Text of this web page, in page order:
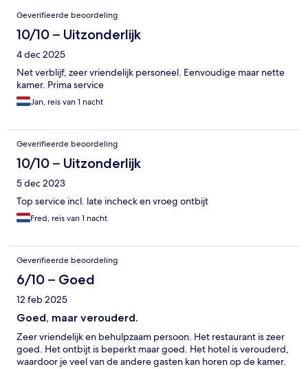
Beoordelingen
Geverifieerde beoordeling
10/10 – Uitzonderlijk
4 dec 2025
Net verblijf, zeer vriendelijk personeel. Eenvoudige maar nette
kamer. Prima service
Jan, reis van 1 nacht
Geverifieerde beoordeling
10/10 – Uitzonderlijk
5 dec 2023
Top service incl. late incheck en vroeg ontbijt
Fred, reis van 1 nacht
Geverifieerde beoordeling
6/10 – Goed
12 feb 2025
Goed, maar verouderd.
Zeer vriendelijk en behulpzaam persoon. Het restaurant is zeer
goed. Het ontbijt is beperkt maar goed. Het hotel is verouderd,
waardoor je veel van de andere gasten kan horen op de kamer.